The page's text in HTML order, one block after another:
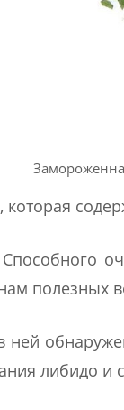
которая
полезных
ней
либидо и